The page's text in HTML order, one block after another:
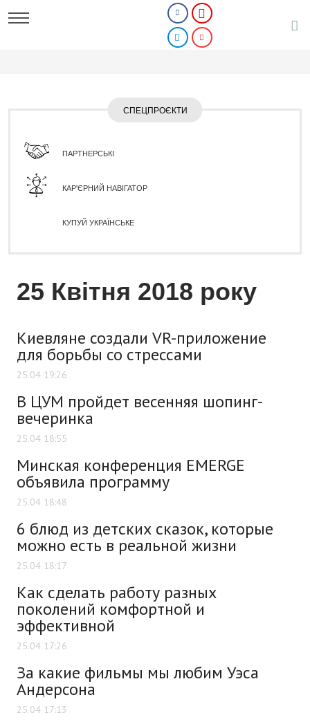
СПЕЦПРОЄКТИ
ПАРТНЕРСЬКІ
КАР'ЄРНИЙ НАВІГАТОР
КУПУЙ УКРАЇНСЬКЕ
25 Квітня 2018 року
Киевляне создали VR-приложение
для борьбы со стрессами
25.04 19:26
В ЦУМ пройдет весенняя шопинг-
вечеринка
25.04 18:55
Минская конференция EMERGE
объявила программу
25.04 18:48
6 блюд из детских сказок, которые
можно есть в реальной жизни
25.04 18:17
Как сделать работу разных
поколений комфортной и
эффективной
25.04 17:26
За какие фильмы мы любим Уэса
Андерсона
25.04 17:13